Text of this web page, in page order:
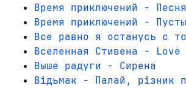
Время приключений -
Время приключений -
Все равно я останусь с
Вселенная Стивена -
Выше радуги - Сирена
Відьмак - Палай, різник